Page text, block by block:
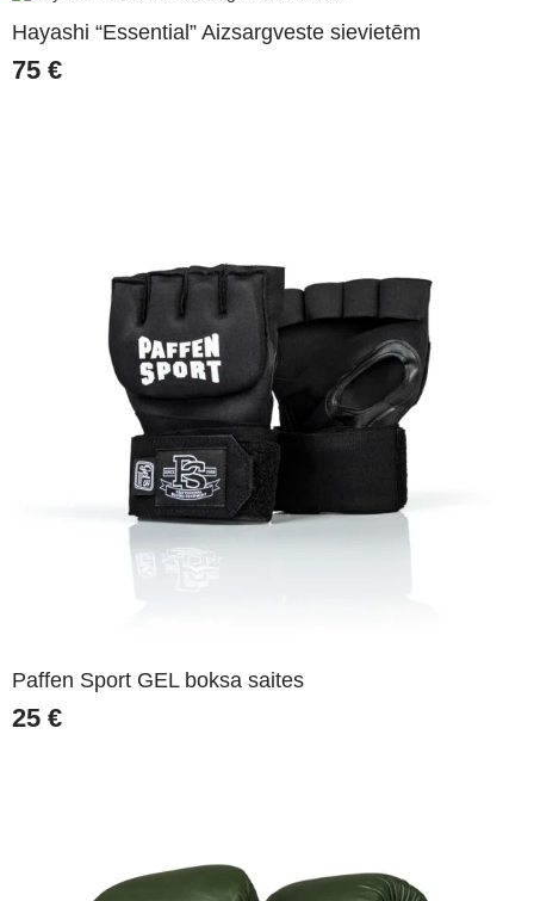
Hayashi “Essential” Aizsargveste sievietēm
75 €
Paffen Sport GEL boksa saites
25 €